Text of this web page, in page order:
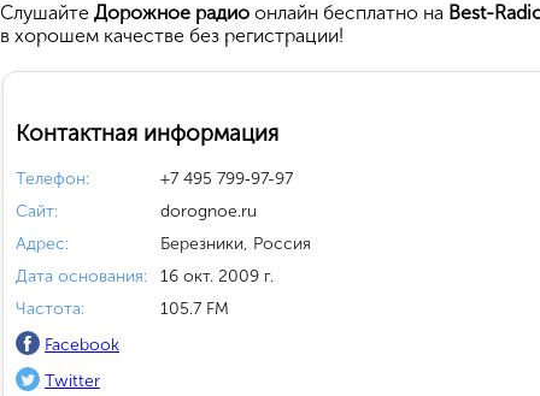
Cлушайте Дорожное радио онлайн бесплатно на Best-
в хорошем качестве без регистрации!
Контактная информация
Телефон:
+7 495 799‑97-97
Сайт:
dorognoe.ru
Адрес:
Березники, Россия
Дата основания:
16 окт. 2009 г.
Частота:
105.7 FM
Facebook
Twitter